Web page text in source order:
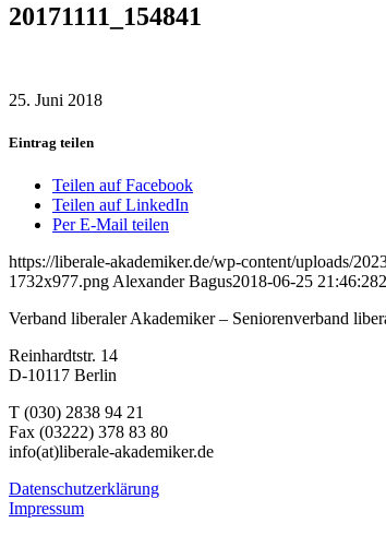
20171111_154841
25. Juni 2018
Eintrag teilen
Teilen auf Facebook
Teilen auf LinkedIn
Per E-Mail teilen
https://liberale-akademiker.de/wp-content/uploads/
1732x977.png Alexander Bagus2018-06-25 21:46:28
Verband liberaler Akademiker – Seniorenverband
Reinhardtstr. 14
D-10117 Berlin
T (030) 2838 94 21
Fax (03222) 378 83 80
info(at)liberale-akademiker.de
Datenschutzerklärung
Impressum